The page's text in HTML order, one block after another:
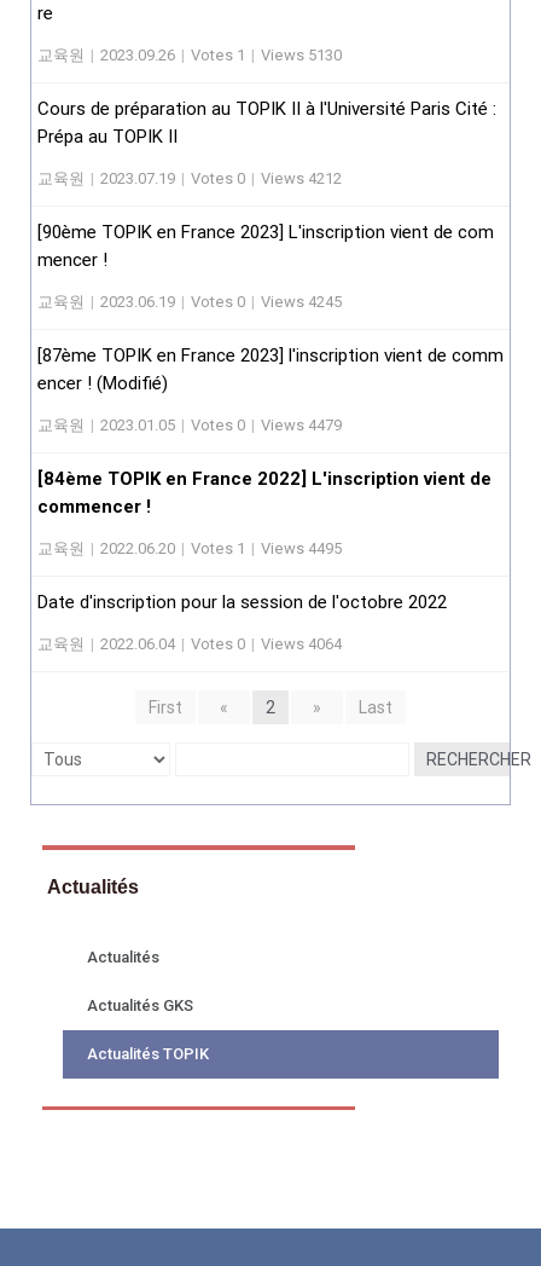
re
교육원 | 2023.09.26 | Votes 1 | Views 5130
Cours de préparation au TOPIK II à l'Université Paris Cité :
Prépa au TOPIK II
교육원 | 2023.07.19 | Votes 0 | Views 4212
[90ème TOPIK en France 2023] L'inscription vient de com
mencer !
교육원 | 2023.06.19 | Votes 0 | Views 4245
[87ème TOPIK en France 2023] l'inscription vient de comm
encer ! (Modifié)
교육원 | 2023.01.05 | Votes 0 | Views 4479
[84ème TOPIK en France 2022] L'inscription vient de
commencer !
교육원 | 2022.06.20 | Votes 1 | Views 4495
Date d'inscription pour la session de l'octobre 2022
교육원 | 2022.06.04 | Votes 0 | Views 4064
First « 2 » Last
RECHERCHER
Actualités
Actualités
Actualités GKS
Actualités TOPIK